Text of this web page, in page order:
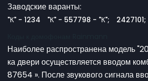
Заводские варанты:
"К" - 1234 "К" - 557798 - "К"; 2427101;
Наиболее распространена модель
ка двери осуществляется вводом
87654 ». После звукового сигнала